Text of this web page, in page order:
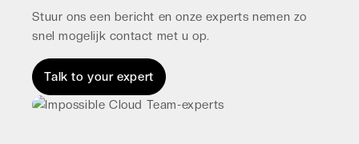
Stuur ons een bericht en onze experts nemen zo
snel mogelijk contact met u op.
Talk to your expert